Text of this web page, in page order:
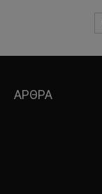
ΑΡΘΡΑ